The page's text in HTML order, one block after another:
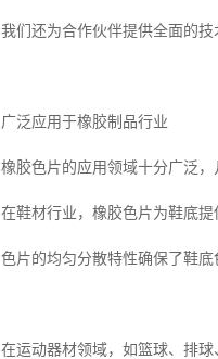
我们还为合作伙伴提供全面的
广泛应用于橡胶制品行业
橡胶色片的应用领域十分广泛，
在鞋材行业，橡胶色片为鞋底
色片的均匀分散特性确保了鞋底
在运动器材领域，如篮球、排